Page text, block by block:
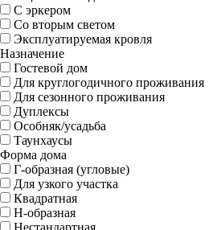
С эркером
Со вторым светом
Эксплуатируемая кровля
Назначение
Гостевой дом
Для круглогодичного проживания
Для сезонного проживания
Дуплексы
Особняк/усадьба
Таунхаусы
Форма дома
Г-образная (угловые)
Для узкого участка
Квадратная
Н-образная
Нестандартная